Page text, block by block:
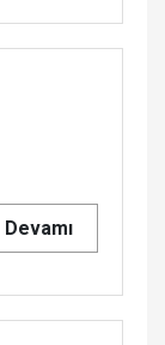
Devamı